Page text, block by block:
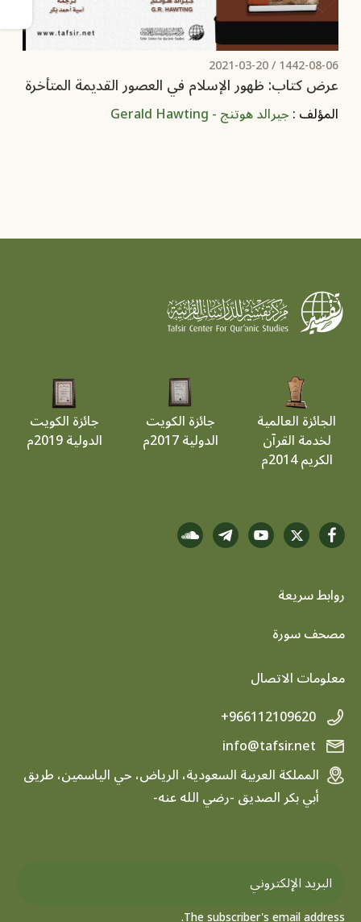
1442-08-06 /
2021-03-20
عرض كتاب: ظهور الإسلام في العصور القديمة المتأخرة
المؤلف :جيرالد هوتنج - Gerald Hawting
الجائزة العالمية
لخدمة القرآن
الكريم 2014م
جائزة الكويت
الدولية 2017م
جائزة الكويت
الدولية 2019م
روابط سريعة
footer menu
مصحف سورة
معلومات الاتصال
+966112109620
المملكة العربية السعودية، الرياض، حي الياسمين، طريق
أبي بكر الصديق -رضي الله عنه-
The subscriber's email address.